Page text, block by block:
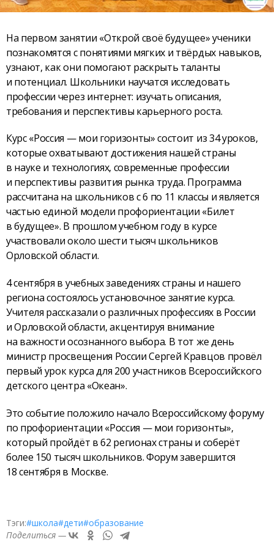
На первом занятии «Открой своё будущее» ученики
познакомятся с понятиями мягких и твёрдых навыков,
узнают, как они помогают раскрыть таланты
и потенциал. Школьники научатся исследовать
профессии через интернет: изучать описания,
требования и перспективы карьерного роста.
Курс «Россия — мои горизонты» состоит из 34 уроков,
которые охватывают достижения нашей страны
в науке и технологиях, современные профессии
и перспективы развития рынка труда. Программа
рассчитана на школьников с 6 по 11 классы и является
частью единой модели профориентации «Билет
в будущее». В прошлом учебном году в курсе
участвовали около шести тысяч школьников
Орловской области.
4 сентября в учебных заведениях страны и нашего
региона состоялось установочное занятие курса.
Учителя рассказали о различных профессиях в России
и Орловской области, акцентируя внимание
на важности осознанного выбора. В тот же день
министр просвещения России Сергей Кравцов провёл
первый урок курса для 200 участников Всероссийского
детского центра «Океан».
Это событие положило начало Всероссийскому форуму
по профориентации «Россия — мои горизонты»,
который пройдёт в 62 регионах страны и соберёт
более 150 тысяч школьников. Форум завершится
18 сентября в Москве.
Тэги:#школа#дети#образование
Поделиться —